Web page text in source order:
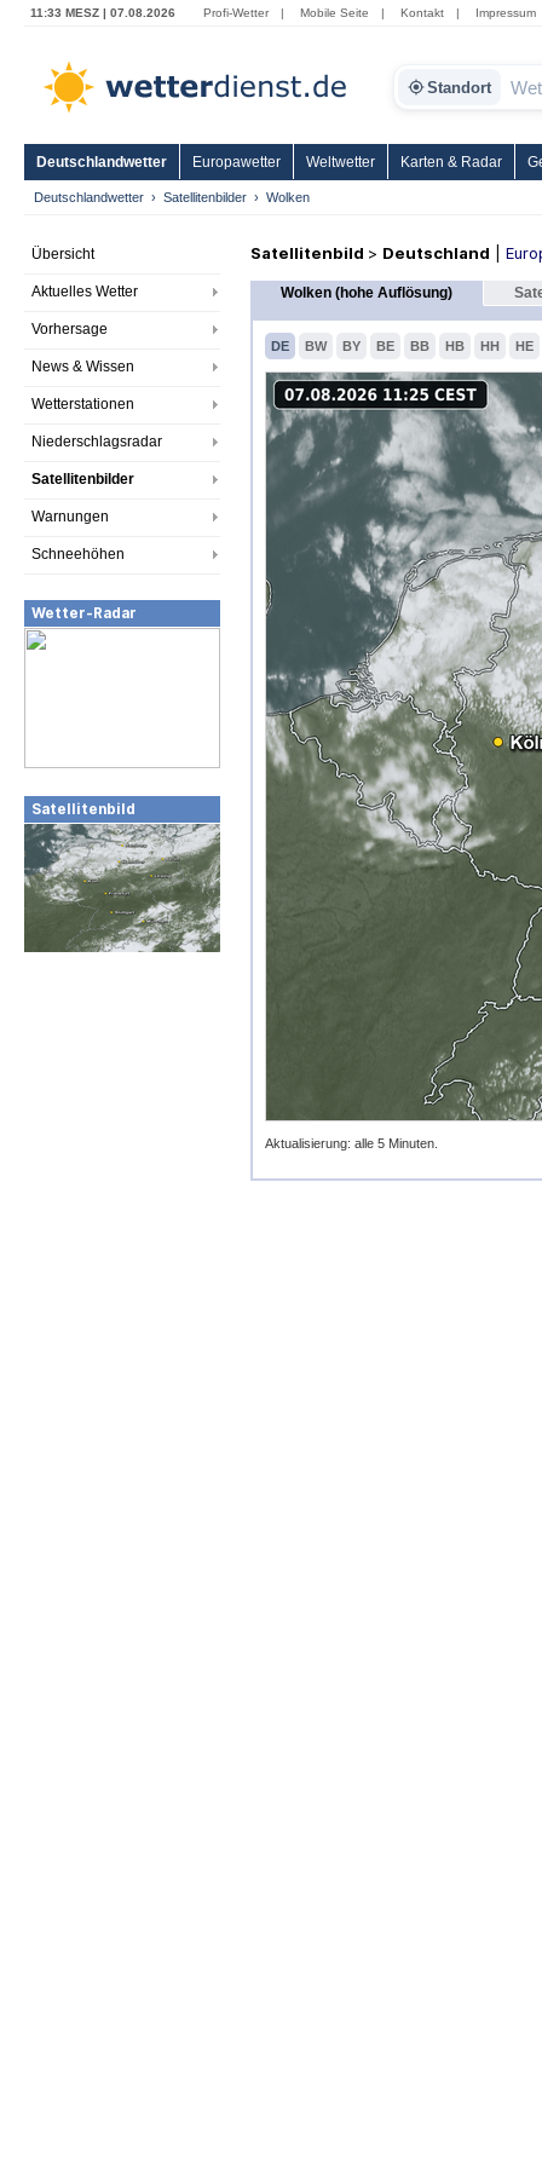
11:33 MESZ | 07.08.2026 Profi-Wetter | Mobile Seite | Kontakt | Impressum
Standort
Deutschlandwetter Europawetter Weltwetter Karten & Radar
Deutschlandwetter Satellitenbilder Wolken
Übersicht
Aktuelles Wetter
Vorhersage
News & Wissen
Wetterstationen
Niederschlagsradar
Satellitenbilder
Warnungen
Schneehöhen
Wetter-Radar
Satellitenbild
Satellitenbild > Deutschland
Wolken (hohe Auflösung)
DE BW BY BE BB HB HH HE
Aktualisierung: alle 5 Minuten.